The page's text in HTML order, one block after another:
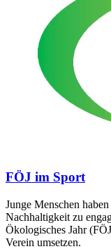
FÖJ im Sport
Junge Menschen
Nachhaltigkeit zu
Ökologisches Jahr
Verein umsetzen.